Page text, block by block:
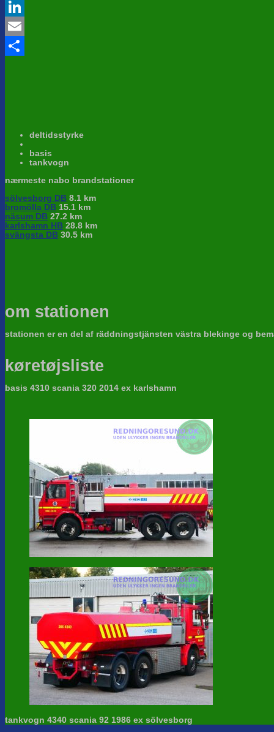
Twitter
LinkedIn
Email
deltidsstyrke
basis
tankvogn
nærmeste nabo brandstationer
sölvesborg DB 8.1 km
bromölla DB 15.1 km
näsum DB 27.2 km
karlshamn HB 28.8 km
svängsta DB 30.5 km
om stationen
stationen er en del af räddningstjänsten västra blekinge og
køretøjsliste
basis 4310 scania 320 2014 ex karlshamn
tankvogn 4340 scania 92 1986 ex sölvesborg